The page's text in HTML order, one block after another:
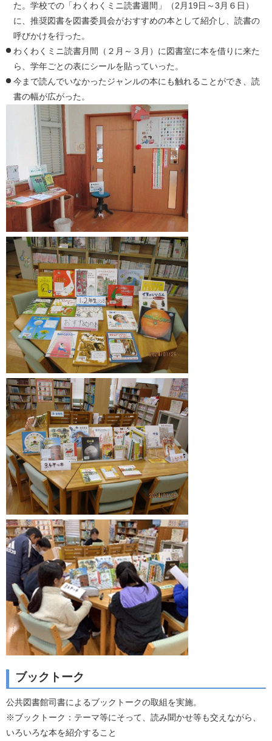
た。学校での「わくわくミニ読書週間」（2月19日～3月６日）
に、推奨図書を図書委員会がおすすめの本として紹介し、読書の
呼びかけを行った。
わくわくミニ読書月間（２月～３月）に図書室に本を借りに来た
ら、学年ごとの表にシールを貼っていった。
今まで読んでいなかったジャンルの本にも触れることができ、読
書の幅が広がった。
ブックトーク
公共図書館司書によるブックトークの取組を実施。
※ブックトーク：テーマ等にそって、読み聞かせ等も交えながら、
いろいろな本を紹介すること